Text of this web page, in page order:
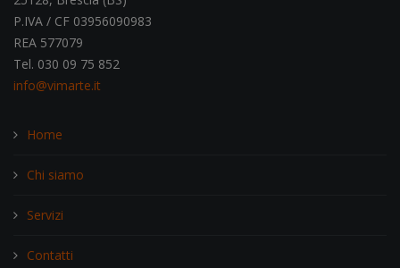
P.IVA / CF 03956090983
REA 577079
Tel. 030 09 75 852
info@vimarte.it
Home
Chi siamo
Servizi
Contatti